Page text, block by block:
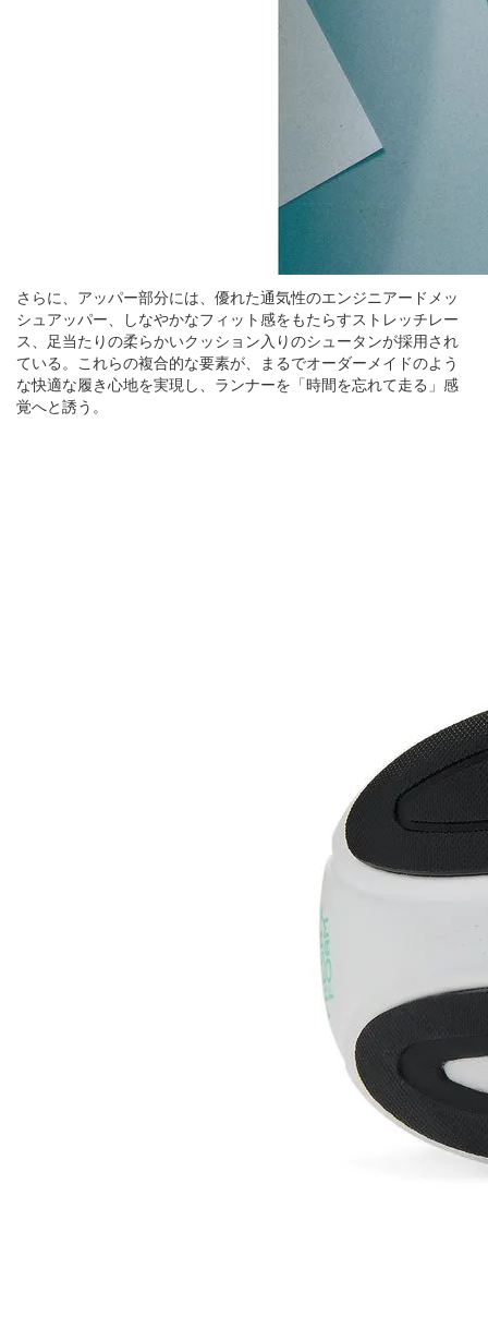
さらに、アッパー部分には、優れた通気性のエンジニアードメッ
シュアッパー、しなやかなフィット感をもたらすストレッチレー
ス、足当たりの柔らかいクッション入りのシュータンが採用され
ている。これらの複合的な要素が、まるでオーダーメイドのよう
な快適な履き心地を実現し、ランナーを「時間を忘れて走る」感
覚へと誘う。